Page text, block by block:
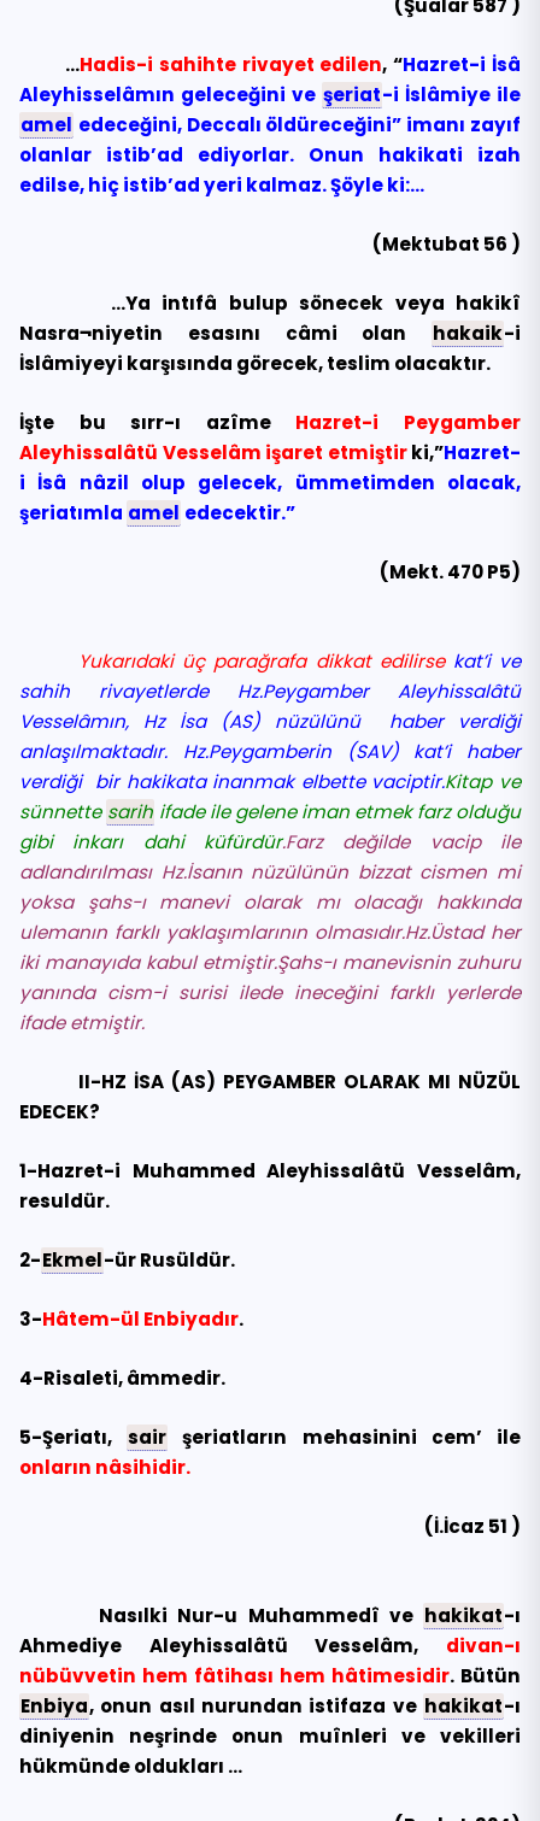
(Şualar 587 )
…Hadis-i sahihte rivayet edilen, “Hazret-i İsâ
Aleyhisselâmın geleceğini ve şeriat-i İslâmiye ile
amel edeceğini, Deccalı öldüreceğini” imanı zayıf
olanlar istib’ad ediyorlar. Onun hakikati izah
edilse, hiç istib’ad yeri kalmaz. Şöyle ki:…
(Mektubat 56 )
…Ya intıfâ bulup sönecek veya hakikî
Nasra¬niyetin esasını câmi olan hakaik-i
İslâmiyeyi karşısında görecek, teslim olacaktır.
İşte bu sırr-ı azîme Hazret-i Peygamber
Aleyhissalâtü Vesselâm işaret etmiştirki,”Hazret-
i İsâ nâzil olup gelecek, ümmetimden olacak,
şeriatımla amel edecektir.”
(Mekt. 470 P5)
Yukarıdaki üç parağrafa dikkat edilirse kat’i ve
sahih rivayetlerde Hz.Peygamber Aleyhissalâtü
Vesselâmın, Hz İsa (AS) nüzülünü haber verdiği
anlaşılmaktadır. Hz.Peygamberin (SAV) kat’i haber
verdiği bir hakikata inanmak elbette vaciptir.Kitap ve
sünnette sarih ifade ile gelene iman etmek farz olduğu
gibi inkarı dahi küfürdür.Farz değilde vacip ile
adlandırılması Hz.İsanın nüzülünün bizzat cismen mi
yoksa şahs-ı manevi olarak mı olacağı hakkında
ulemanın farklı yaklaşımlarının olmasıdır.Hz.Üstad her
iki manayıda kabul etmiştir.Şahs-ı manevisnin zuhuru
yanında cism-i surisi ilede ineceğini farklı yerlerde
ifade etmiştir.
II-HZ İSA (AS) PEYGAMBER OLARAK MI NÜZÜL
EDECEK?
1-Hazret-i Muhammed Aleyhissalâtü Vesselâm,
resuldür.
2-Ekmel-ür Rusüldür.
3-Hâtem-ül Enbiyadır.
4-Risaleti, âmmedir.
5-Şeriatı, sair şeriatların mehasinini cem’ ile
onların nâsihidir.
(İ.İcaz 51 )
Nasılki Nur-u Muhammedî ve hakikat-ı
Ahmediye Aleyhissalâtü Vesselâm, divan-ı
nübüvvetin hem fâtihası hem hâtimesidir. Bütün
Enbiya, onun asıl nurundan istifaza ve hakikat-ı
diniyenin neşrinde onun muînleri ve vekilleri
hükmünde oldukları …